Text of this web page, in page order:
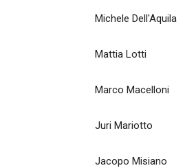
Michele Dell'Aquila
Mattia Lotti
Marco Macelloni
Juri Mariotto
Jacopo Misiano